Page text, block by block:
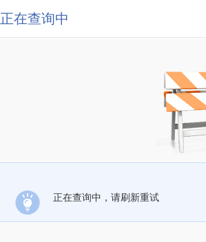
正在查询中
正在查询中，请刷新重试